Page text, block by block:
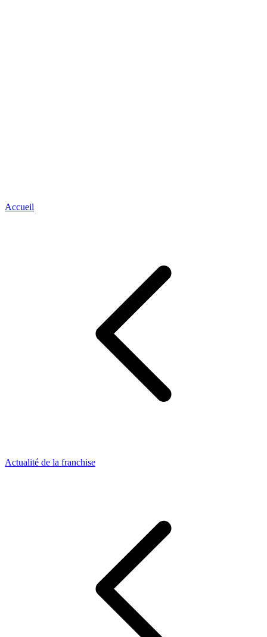
Accueil
Actualité de la franchise